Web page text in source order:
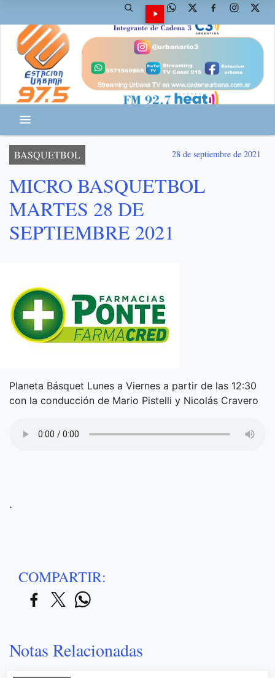
BASQUETBOL 28 de septiembre de 2021
MICRO BASQUETBOL
MARTES 28 DE
SEPTIEMBRE 2021
Planeta Básquet Lunes a Viernes a partir de las 12:30
con la conducción de Mario Pistelli y Nicolás Cravero
.
COMPARTIR:
Notas Relacionadas